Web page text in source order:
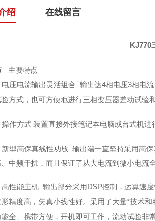
绍 在线留言
KJ770
主要特点
电压电流输出灵活组合 输出达4相电压3相电
方式，也可方便地进行三相变压器差动试验
操作方式 装置直接外接笔记本电脑或台式机进
新型高保真线性功放 输出端一直坚持采用高
中频干扰，而且保证了从大电流到微小电流
高性能主机 输出部分采用DSP控制，运算速
精度高，失真小线性好。采用了大量*技术
全、携带方便，开机即可工作，流动试验非常